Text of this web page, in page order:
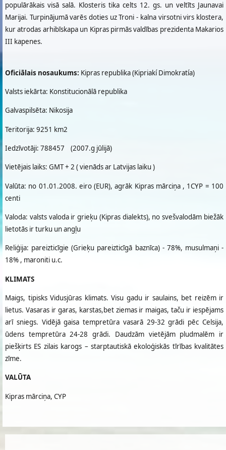
populārākais visā salā. Klosteris tika celts 12. gs. un veltīts Jaunavai
Marijai. Turpinājumā varēs doties uz Troni - kalna virsotni virs klostera,
kur atrodas arhibīskapa un Kipras pirmās valdības prezidenta Makarios
III kapenes.
Oficiālais nosaukums: Kipras republika (Kipriakí Dimokratía)
Valsts iekārta: Konstitucionālā republika
Galvaspilsēta: Nikosija
Teritorija: 9251 km2
Iedzīvotāji: 788457 (2007.g jūlijā)
Vietējais laiks: GMT + 2 ( vienāds ar Latvijas laiku )
Valūta: no 01.01.2008. eiro (EUR), agrāk Kipras mārciņa , 1CYP = 100
centi
Valoda: valsts valoda ir grieķu (Kipras dialekts), no svešvalodām biežāk
lietotās ir turku un angļu
Reliģija: pareizticīgie (Grieķu pareizticīgā baznīca) - 78%, musulmaņi -
18% , maroniti u.c.
KLIMATS
Maigs, tipisks Vidusjūras klimats. Visu gadu ir saulains, bet reizēm ir
lietus. Vasaras ir garas, karstas,bet ziemas ir maigas, taču ir iespējams
arī sniegs. Vidējā gaisa tempretūra vasarā 29-32 grādi pēc Celsija,
ūdens tempretūra 24-28 grādi. Daudzām vietējām pludmalēm ir
piešķirts ES zilais karogs – starptautiskā ekoloģiskās tīrības kvalitātes
zīme.
VALŪTA
Kipras mārciņa, CYP